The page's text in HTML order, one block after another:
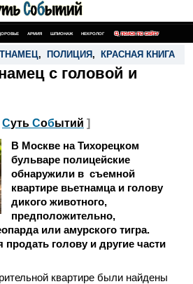
АРМИЯ ШПИОНАЖ НЕКРОЛОГ ПОИСК ПО САЙТУ
, ПОЛИЦИЯ , КРАСНАЯ КНИГА
с головой и
Суть Событий ]
В Москве на Тихорецком
бульваре полицейские
обнаружили в съемной
квартире вьетнамца и голову
дикого животного,
предположительно,
или амурского тигра.
голову и другие части
квартире были найдены